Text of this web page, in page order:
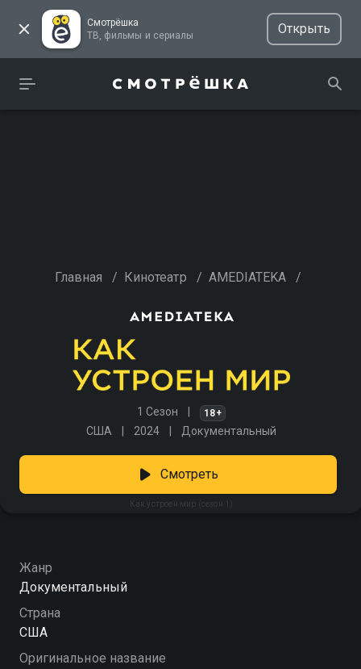
Смотрёшка
ТВ, фильмы и сериалы
Открыть
Главная / Кинотеатр / AMEDIATEKA /
1 Сезон 18+
США 2024 Документальный
Как устроен мир (сезон 1)
Смотреть
Жанр
Документальный
Страна
США
Оригинальное название